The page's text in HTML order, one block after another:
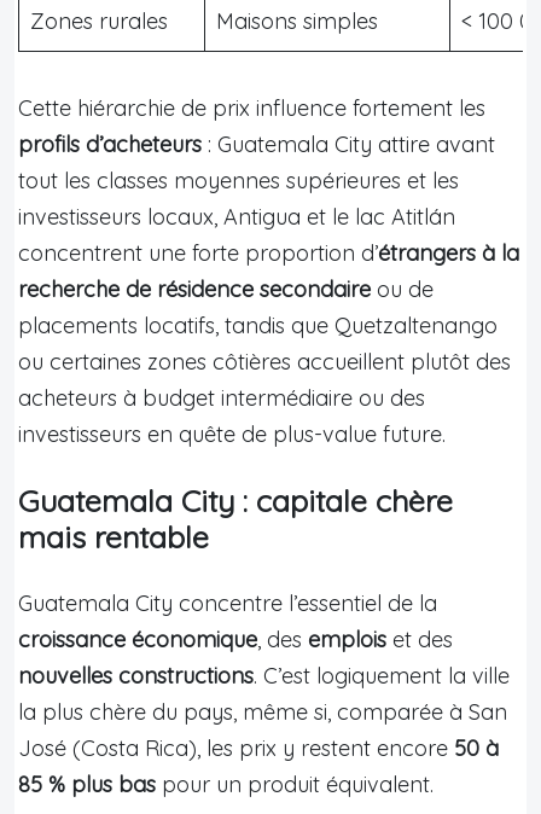
Zones rurales Maisons simples < 100
Cette hiérarchie de prix influence fortement les
profils d’acheteurs : Guatemala City attire avant
tout les classes moyennes supérieures et les
investisseurs locaux, Antigua et le lac Atitlán
concentrent une forte proportion d’étrangers à la
recherche de résidence secondaire ou de
placements locatifs, tandis que Quetzaltenango
ou certaines zones côtières accueillent plutôt des
acheteurs à budget intermédiaire ou des
investisseurs en quête de plus-value future.
Guatemala City : capitale chère
mais rentable
Guatemala City concentre l’essentiel de la
croissance économique, des emplois et des
nouvelles constructions. C’est logiquement la ville
la plus chère du pays, même si, comparée à San
José (Costa Rica), les prix y restent encore 50 à
85 % plus bas pour un produit équivalent.